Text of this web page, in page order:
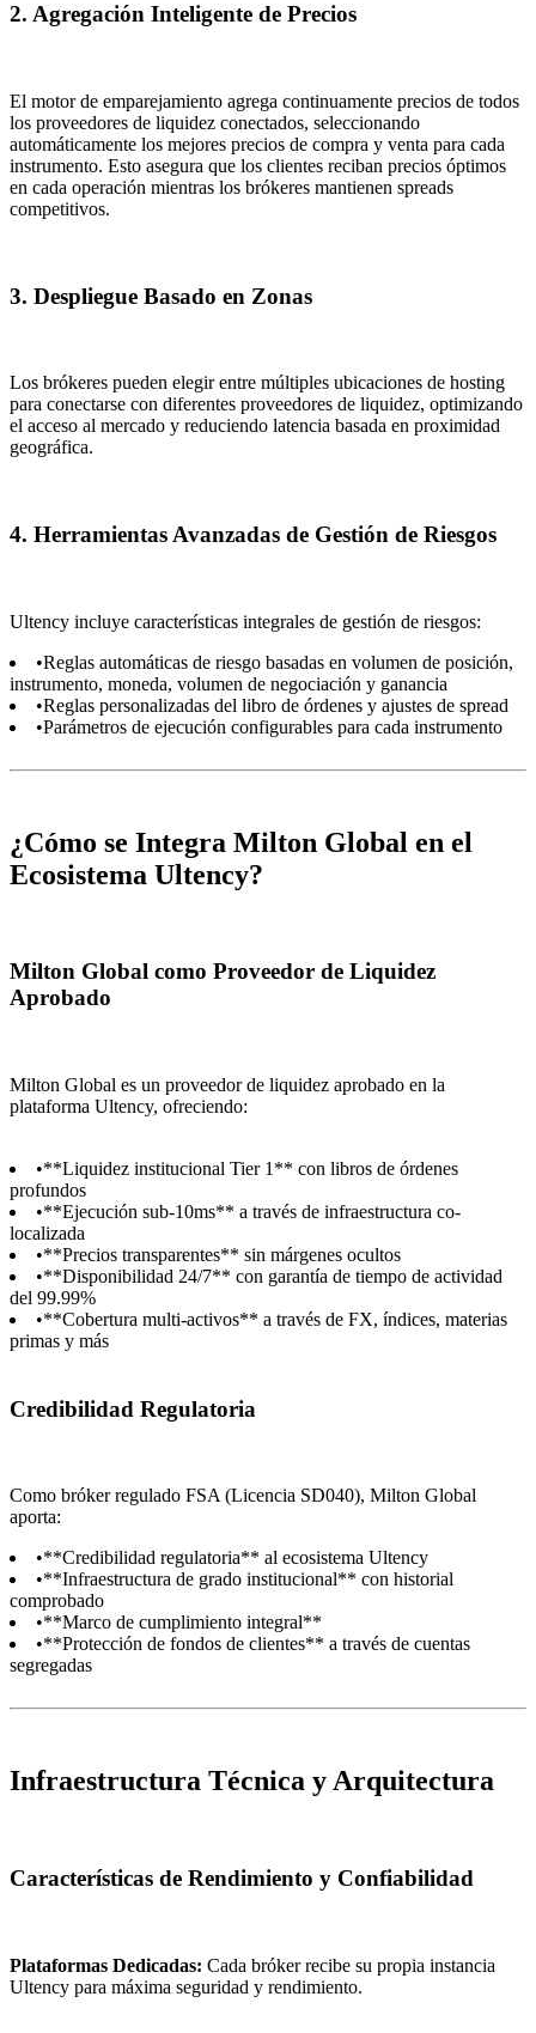
2. Agregación Inteligente de Precios
El motor de emparejamiento agrega continuamente precios de todos
los proveedores de liquidez conectados, seleccionando
automáticamente los mejores precios de compra y venta para cada
instrumento. Esto asegura que los clientes reciban precios óptimos
en cada operación mientras los brókeres mantienen spreads
competitivos.
3. Despliegue Basado en Zonas
Los brókeres pueden elegir entre múltiples ubicaciones de hosting
para conectarse con diferentes proveedores de liquidez, optimizando
el acceso al mercado y reduciendo latencia basada en proximidad
geográfica.
4. Herramientas Avanzadas de Gestión de Riesgos
Ultency incluye características integrales de gestión de riesgos:
•Reglas automáticas de riesgo basadas en volumen de posición,
instrumento, moneda, volumen de negociación y ganancia
•Reglas personalizadas del libro de órdenes y ajustes de spread
•Parámetros de ejecución configurables para cada instrumento
¿Cómo se Integra Milton Global en el
Ecosistema Ultency?
Milton Global como Proveedor de Liquidez
Aprobado
Milton Global es un proveedor de liquidez aprobado en la
plataforma Ultency, ofreciendo:
•**Liquidez institucional Tier 1** con libros de órdenes
profundos
•**Ejecución sub-10ms** a través de infraestructura co-
localizada
•**Precios transparentes** sin márgenes ocultos
•**Disponibilidad 24/7** con garantía de tiempo de actividad
del 99.99%
•**Cobertura multi-activos** a través de FX, índices, materias
primas y más
Credibilidad Regulatoria
Como bróker regulado FSA (Licencia SD040), Milton Global
aporta:
•**Credibilidad regulatoria** al ecosistema Ultency
•**Infraestructura de grado institucional** con historial
comprobado
•**Marco de cumplimiento integral**
•**Protección de fondos de clientes** a través de cuentas
segregadas
Infraestructura Técnica y Arquitectura
Características de Rendimiento y Confiabilidad
Plataformas Dedicadas: Cada bróker recibe su propia instancia
Ultency para máxima seguridad y rendimiento.